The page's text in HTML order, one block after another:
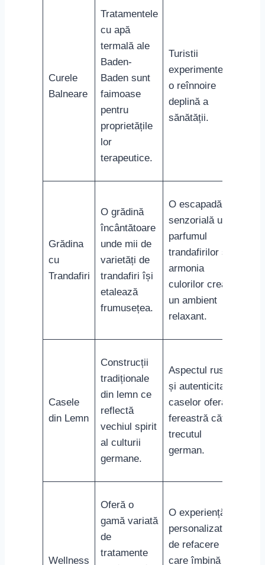
Curele
Balneare
Tratamentele
cu apă
termală ale
Baden-
Baden sunt
faimoase
pentru
proprietățile
lor
terapeutice.
Turistii
experimentează
o reînnoire
deplină a
sănătății.
Grădina
cu
Trandafiri
O grădină
încântătoare
unde mii de
varietăți de
trandafiri își
etalează
frumusețea.
O escapadă
senzorială unde
parfumul
trandafirilor și
armonia
culorilor crează
un ambient
relaxant.
Casele
din Lemn
Construcții
tradiționale
din lemn ce
reflectă
vechiul spirit
al culturii
germane.
Aspectul rustic
și autenticitatea
caselor oferă o
fereastră către
trecutul
german.
Wellness
Oferă o
gamă variată
de
tratamente
O experiență
personalizată
de refacere
care îmbină